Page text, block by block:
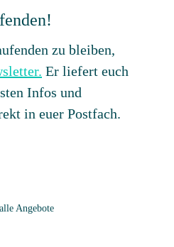
zu bleiben,
Er liefert euch
Infos und
in euer Postfach.
alle Angebote